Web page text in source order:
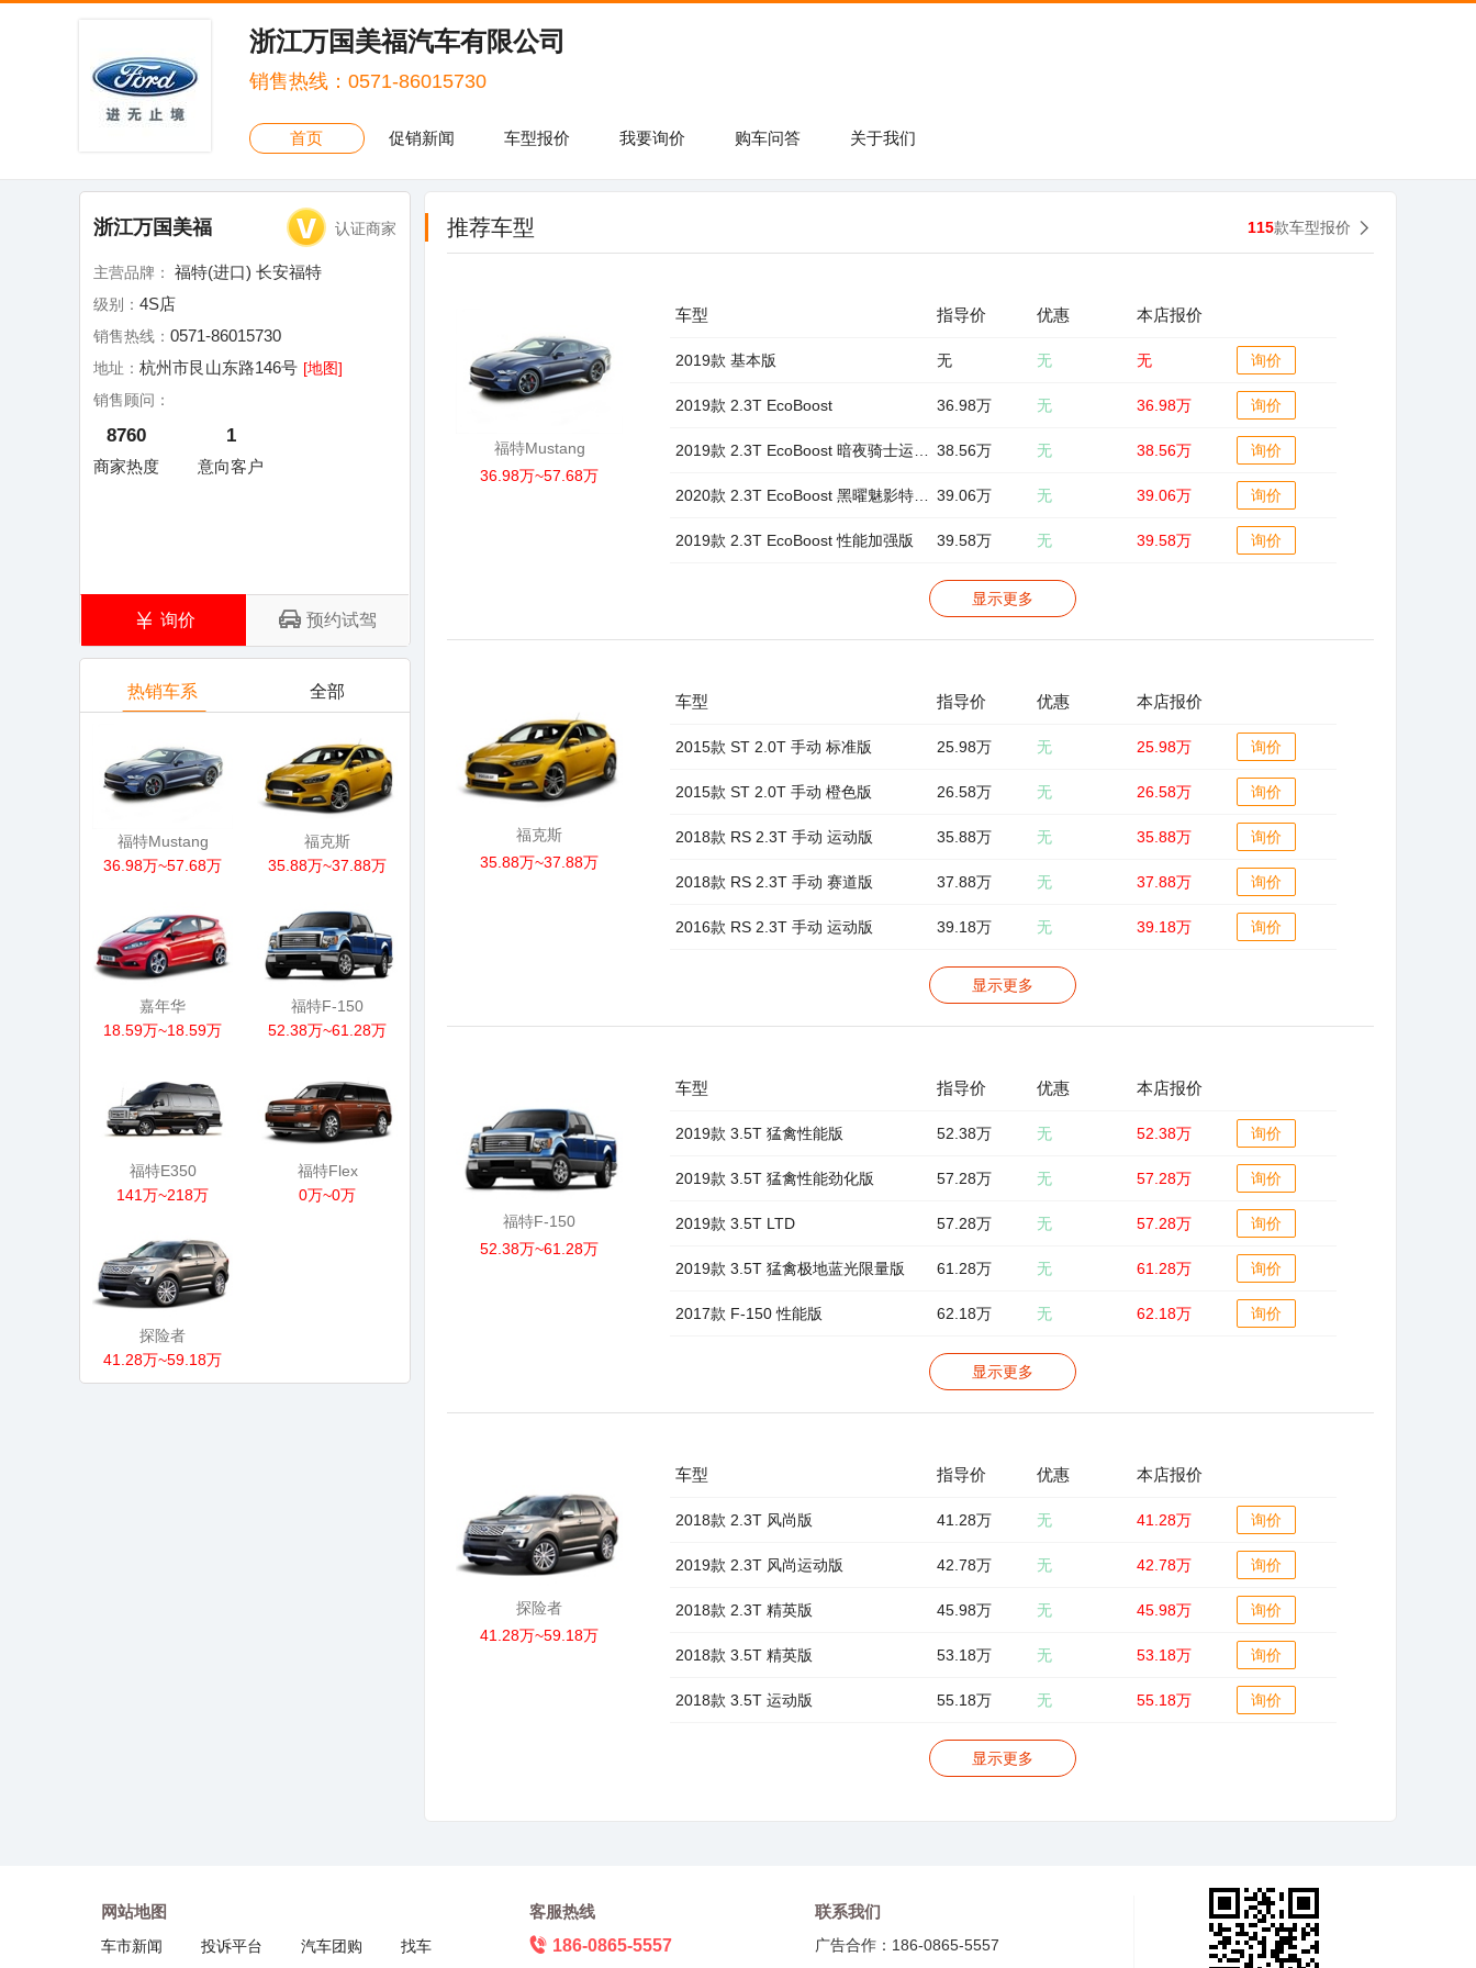
浙江万国美福汽车有限公司
销售热线：0571-86015730
首页 促销新闻 车型报价 我要询价 购车问答 关于我们
浙江万国美福 认证商家
主营品牌： 福特(进口) 长安福特
级别： 4S店
销售热线： 0571-86015730
地址： 杭州市艮山东路146号 [地图]
销售顾问：
8760
商家热度
1
意向客户
询价 预约试驾
热销车系 全部
福特Mustang
36.98万~57.68万
福克斯
35.88万~37.88万
嘉年华
18.59万~18.59万
福特F-150
52.38万~61.28万
福特E350
141万~218万
福特Flex
0万~0万
探险者
41.28万~59.18万
推荐车型 115款车型报价
福特Mustang
36.98万~57.68万
车型 指导价 优惠 本店报价
2019款 基本版 无 无 无 询价
2019款 2.3T EcoBoost 36.98万 无 36.98万 询价
38.56万 无 38.56万 询价
2020款 2.3T EcoBoost 黑曜魅影特别版 39.06万 无 39.06万 询价
2019款 2.3T EcoBoost 性能加强版 39.58万 无 39.58万 询价
显示更多
福克斯
35.88万~37.88万
车型 指导价 优惠 本店报价
2015款 ST 2.0T 手动 标准版 25.98万 无 25.98万 询价
2015款 ST 2.0T 手动 橙色版 26.58万 无 26.58万 询价
2018款 RS 2.3T 手动 运动版 35.88万 无 35.88万 询价
2018款 RS 2.3T 手动 赛道版 37.88万 无 37.88万 询价
2016款 RS 2.3T 手动 运动版 39.18万 无 39.18万 询价
显示更多
福特F-150
52.38万~61.28万
车型 指导价 优惠 本店报价
2019款 3.5T 猛禽性能版 52.38万 无 52.38万 询价
2019款 3.5T 猛禽性能劲化版 57.28万 无 57.28万 询价
2019款 3.5T LTD 57.28万 无 57.28万 询价
2019款 3.5T 猛禽极地蓝光限量版 61.28万 无 61.28万 询价
2017款 F-150 性能版 62.18万 无 62.18万 询价
显示更多
探险者
41.28万~59.18万
车型 指导价 优惠 本店报价
2018款 2.3T 风尚版 41.28万 无 41.28万 询价
2019款 2.3T 风尚运动版 42.78万 无 42.78万 询价
2018款 2.3T 精英版 45.98万 无 45.98万 询价
2018款 3.5T 精英版 53.18万 无 53.18万 询价
2018款 3.5T 运动版 55.18万 无 55.18万 询价
显示更多
网站地图
车市新闻 投诉平台 汽车团购 找车
客服热线
186-0865-5557
联系我们
广告合作：186-0865-5557